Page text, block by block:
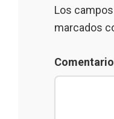
Los
marcados
Comentario